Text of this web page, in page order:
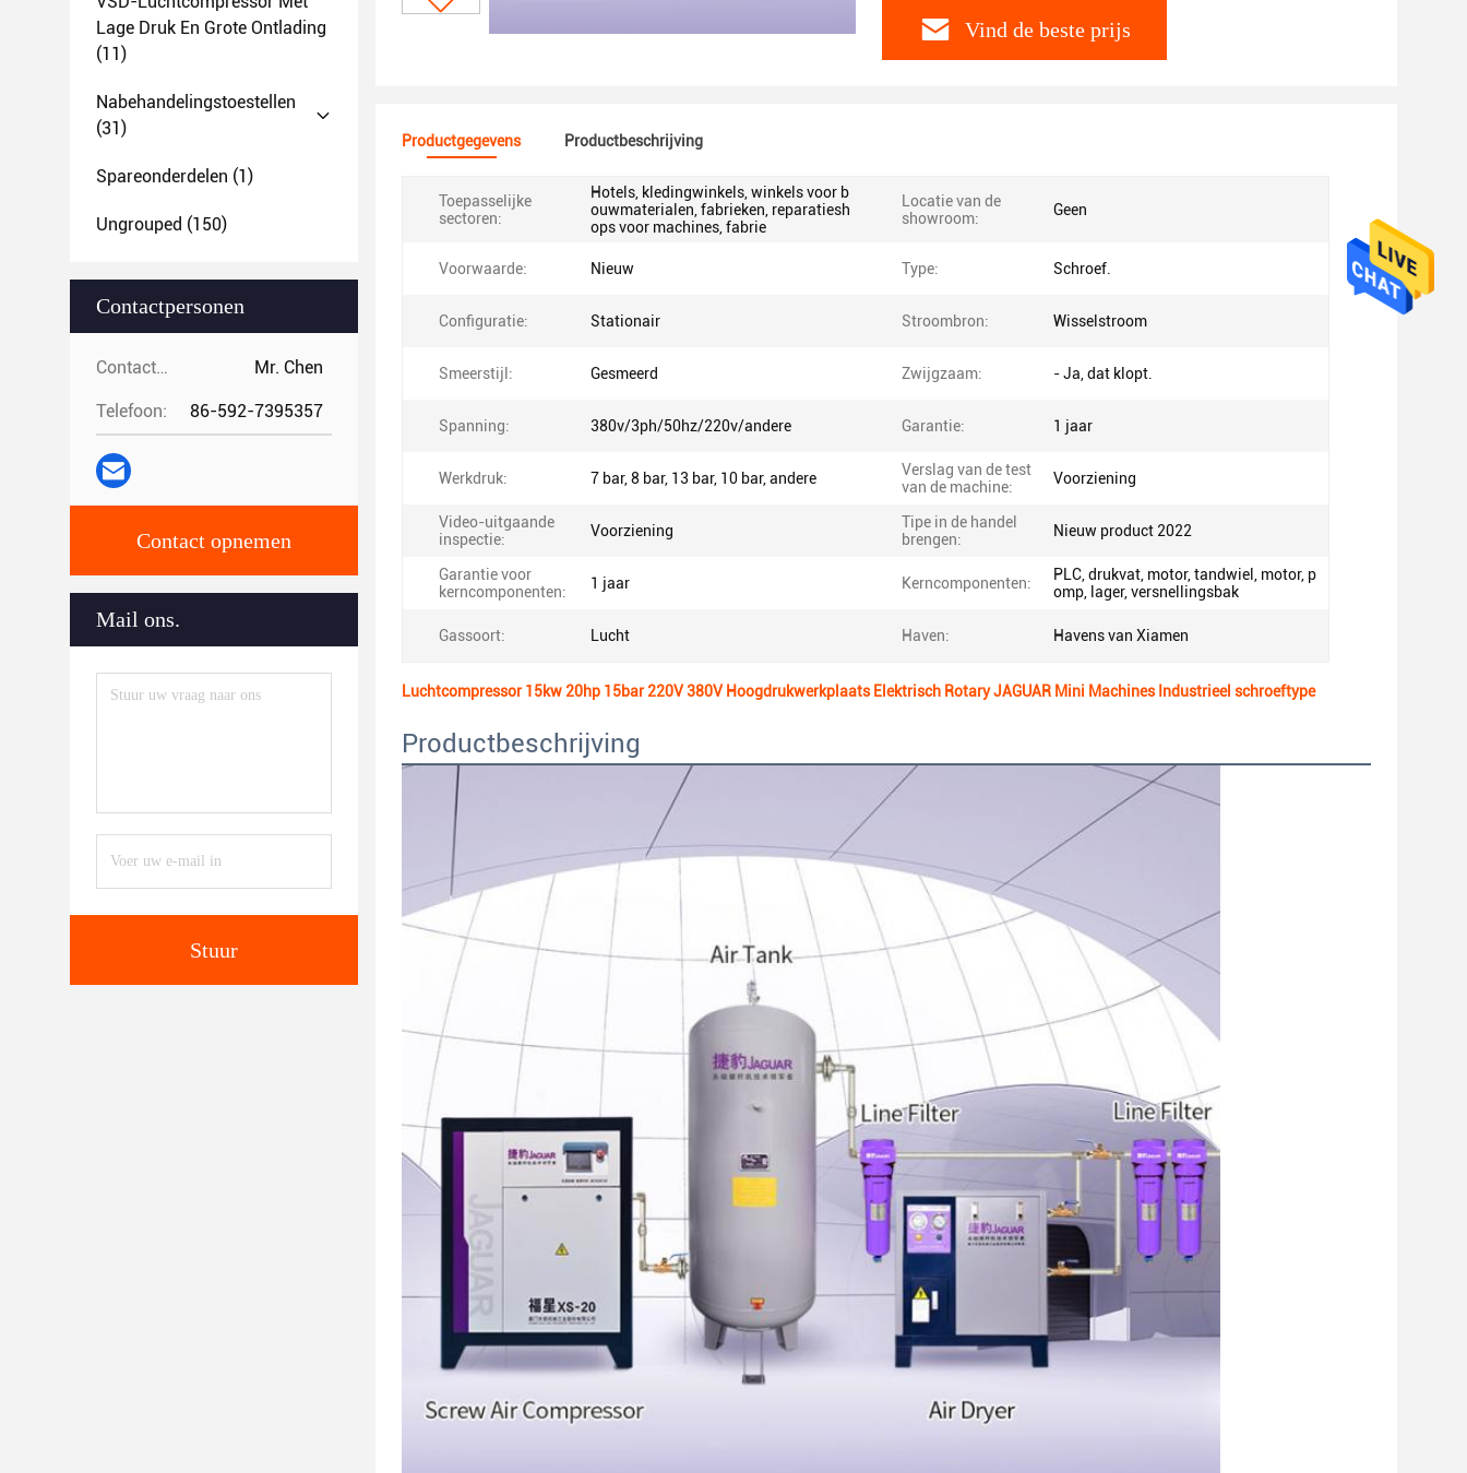
Lage Druk En Grote Ontlading
(11)
Nabehandelingstoestellen
(31)
Spareonderdelen (1)
Ungrouped (150)
Contactpersonen
Contactpersonen: Mr. Chen
Telefoon: 86-592-7395357
Contact opnemen
Mail ons.
Stuur
Vind de beste prijs
Productgegevens Productbeschrijving
Toepasselijke
sectoren:
Hotels, kledingwinkels, winkels voor b
ouwmaterialen, fabrieken, reparatiesh
ops voor machines, fabrie
Locatie van de
showroom:
Geen
Voorwaarde: Nieuw Type: Schroef.
Configuratie: Stationair Stroombron: Wisselstroom
Smeerstijl: Gesmeerd Zwijgzaam: - Ja, dat klopt.
Spanning: 380v/3ph/50hz/220v/andere Garantie: 1 jaar
Werkdruk: 7 bar, 8 bar, 13 bar, 10 bar, andere
Verslag van de test
van de machine:
Voorziening
Video-uitgaande
inspectie:
Voorziening
Tipe in de handel
brengen:
Nieuw product 2022
Garantie voor
kerncomponenten:
1 jaar Kerncomponenten:
PLC, drukvat, motor, tandwiel, motor, p
omp, lager, versnellingsbak
Gassoort: Lucht Haven: Havens van Xiamen
Luchtcompressor 15kw 20hp 15bar 220V 380V Hoogdrukwerkplaats Elektrisch Rotary JAGUAR Mini Machines Industrieel schroeftype
Productbeschrijving